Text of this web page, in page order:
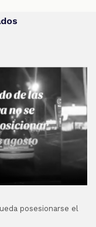
posesionarse el